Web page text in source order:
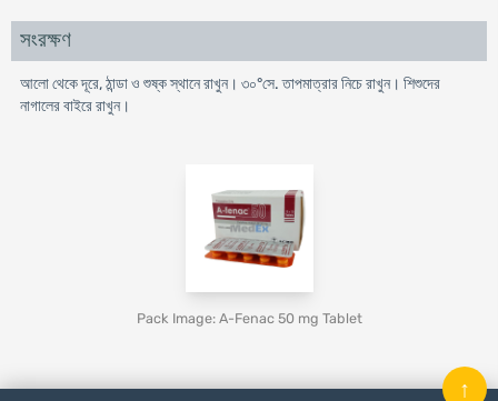
সংরক্ষণ
আলো থেকে দূরে, ঠান্ডা ও শুষ্ক স্থানে রাখুন। ৩০°সে. তাপমাত্রার নিচে রাখুন। শিশুদের
নাগালের বাইরে রাখুন।
Pack Image: A-Fenac 50 mg Tablet
↑